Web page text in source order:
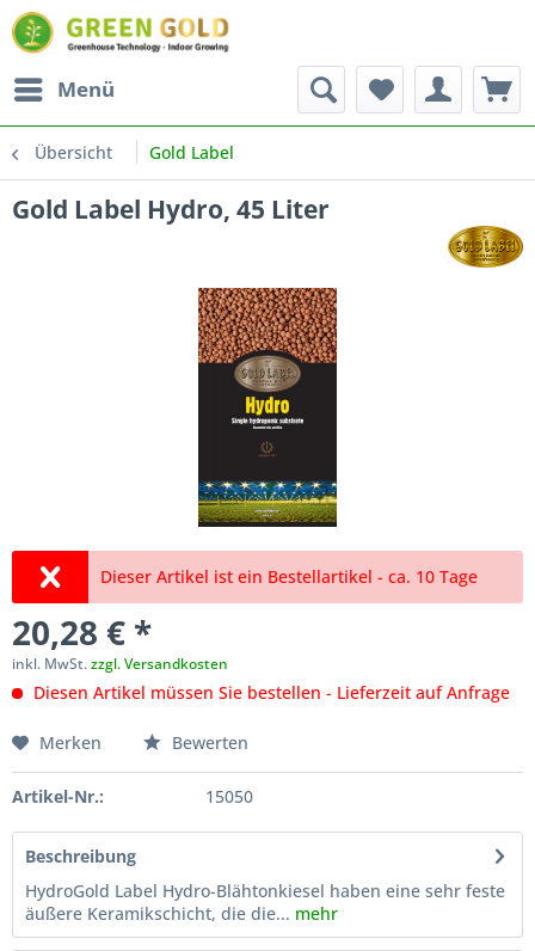
Menü
Übersicht Gold Label
Gold Label Hydro, 45 Liter
Dieser Artikel ist ein Bestellartikel - ca. 10 Tage
20,28 € *
inkl. MwSt.zzgl. Versandkosten
Diesen Artikel müssen Sie bestellen - Lieferzeit auf Anfrage
Merken Bewerten
Artikel-Nr.: 15050
Beschreibung
HydroGold Label Hydro-Blähtonkiesel haben eine sehr feste
äußere Keramikschicht, die die... mehr